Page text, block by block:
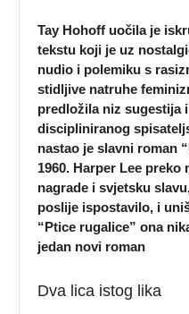
Tay Hohoff uočila je
tekstu koji je uz
nudio i polemiku s
stidljive natruhe
predložila niz sugestija
discipliniranog
nastao je slavni roman
1960. Harper Lee
nagrade i svjetsku
poslije ispostavilo, i
“Ptice rugalice” ona
jedan novi roman
Dva lica istog lika